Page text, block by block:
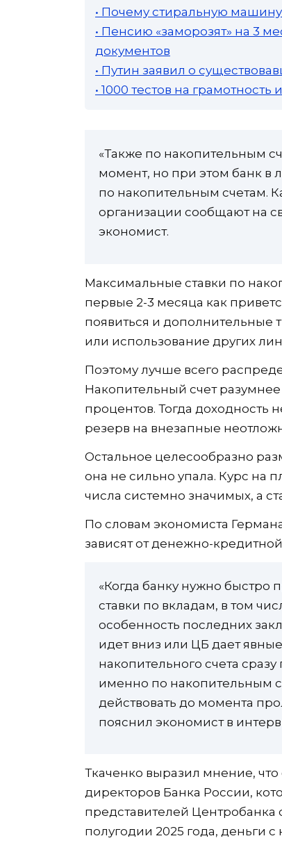
• Почему стиральную машину
• Пенсию «заморозят» на 3
документов
• Путин заявил о
• 1000 тестов на
«Также по накопительным
момент, но при этом банк в
по накопительным счетам.
организации сообщают на
экономист.
Максимальные ставки по
первые 2-3 месяца как
появиться и дополнительные
или использование других
Поэтому лучше всего
Накопительный счет
процентов. Тогда доходность
резерв на внезапные
Остальное целесообразно
она не сильно упала. Курс на
числа системно значимых, а
По словам экономиста
зависят от денежно-
«Когда банку нужно быстро
ставки по вкладам, в том
особенность последних
идет вниз или ЦБ дает
накопительного счета
именно по накопительным
действовать до момента
пояснил экономист в
Ткаченко выразил мнение,
директоров Банка России,
представителей Центробанка
полугодии 2025 года, деньги